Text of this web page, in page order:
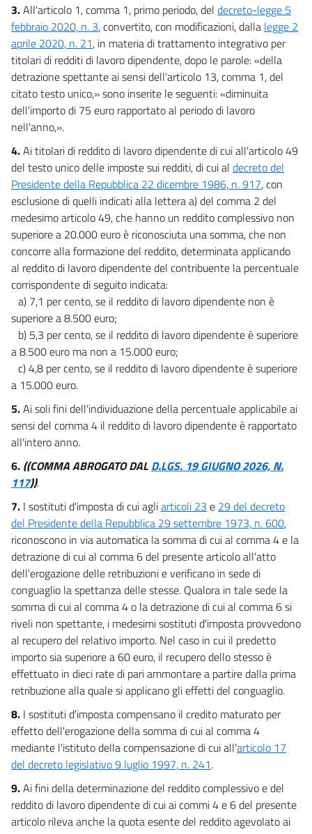
Allegato VI
Tabelle A e B
Tabelle A e B
Quadri generali riassuntivi
Quadri generali riassuntivi
Stati di previsione
Stati di previsione
3.All'articolo 1, comma 1, primo periodo, del decreto-legge 5
febbraio 2020, n. 3, convertito, con modificazioni, dalla legge 2
aprile 2020, n. 21, in materia di trattamento integrativo per
titolari di redditi di lavoro dipendente, dopo le parole: «della
detrazione spettante ai sensi dell'articolo 13, comma 1, del
citato testo unico,» sono inserite le seguenti: «diminuita
dell'importo di 75 euro rapportato al periodo di lavoro
nell'anno,».
4.Ai titolari di reddito di lavoro dipendente di cui all'articolo 49
del testo unico delle imposte sui redditi, di cui al decreto del
Presidente della Repubblica 22 dicembre 1986, n. 917, con
esclusione di quelli indicati alla lettera a) del comma 2 del
medesimo articolo 49, che hanno un reddito complessivo non
superiore a 20.000 euro è riconosciuta una somma, che non
concorre alla formazione del reddito, determinata applicando
al reddito di lavoro dipendente del contribuente la percentuale
corrispondente di seguito indicata:
a) 7,1 per cento, se il reddito di lavoro dipendente non è
superiore a 8.500 euro;
b) 5,3 per cento, se il reddito di lavoro dipendente è superiore
a 8.500 euro ma non a 15.000 euro;
c) 4,8 per cento, se il reddito di lavoro dipendente è superiore
a 15.000 euro.
5.Ai soli fini dell'individuazione della percentuale applicabile ai
sensi del comma 4 il reddito di lavoro dipendente è rapportato
all'intero anno.
6. ((COMMA ABROGATO DAL D.LGS. 19 GIUGNO 2026, N.
117)).
7. I sostituti d'imposta di cui agliarticoli 23 e 29 del decreto
del Presidente della Repubblica 29 settembre 1973, n. 600,
riconoscono in via automatica la somma di cui al comma 4 e la
detrazione di cui al comma 6 del presente articolo all'atto
dell'erogazione delle retribuzioni e verificano in sede di
conguaglio la spettanza delle stesse. Qualora in tale sede la
somma di cui al comma 4 o la detrazione di cui al comma 6 si
riveli non spettante, i medesimi sostituti d'imposta provvedono
al recupero del relativo importo. Nel caso in cui il predetto
importo sia superiore a 60 euro, il recupero dello stesso è
effettuato in dieci rate di pari ammontare a partire dalla prima
retribuzione alla quale si applicano gli effetti del conguaglio.
8. I sostituti d'imposta compensano il credito maturato per
effetto dell'erogazione della somma di cui al comma 4
mediante l'istituto della compensazione di cui all'articolo 17
del decreto legislativo 9 luglio 1997, n. 241.
9.Ai fini della determinazione del reddito complessivo e del
reddito di lavoro dipendente di cui ai commi 4 e 6 del presente
articolo rileva anche la quota esente del reddito agevolato ai